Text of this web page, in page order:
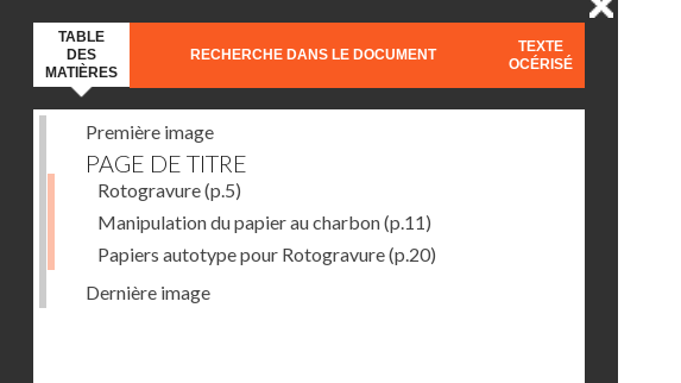
TABLE
DES
MATIÈRES
RECHERCHE DANS LE DOCUMENT
TEXTE
OCÉRISÉ
Première image
PAGE DE TITRE
Rotogravure(p.5)
Manipulation du papier au charbon(p.11)
Papiers autotype pour Rotogravure(p.20)
Dernière image